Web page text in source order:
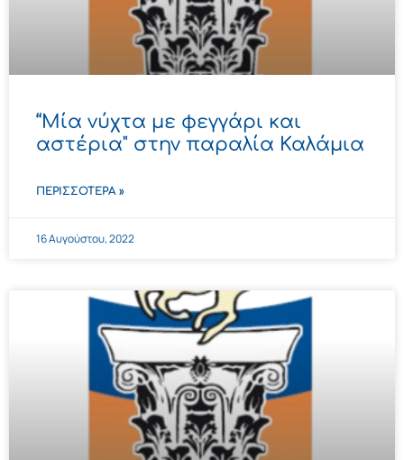
“Μία νύχτα με φεγγάρι και
αστέρια" στην παραλία Καλάμια
ΠΕΡΙΣΣΌΤΕΡΑ »
16 Αυγούστου, 2022